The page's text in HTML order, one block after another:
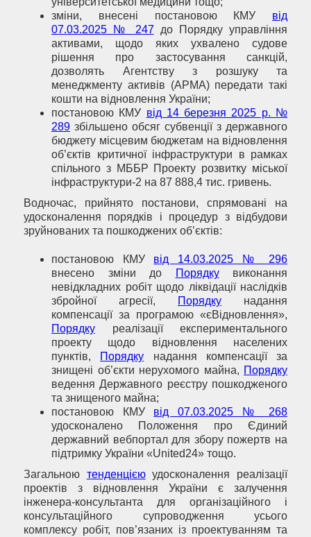
зміни, внесені постановою КМУ від
07.03.2025 № 247 до Порядку управління
активами, щодо яких ухвалено судове
рішення про застосування санкцій,
дозволять Агентству з розшуку та
менеджменту активів (АРМА) передати такі
кошти на відновлення України;
постановою КМУ від 14 березня 2025 р. №
289 збільшено обсяг субвенції з державного
бюджету місцевим бюджетам на відновлення
об’єктів критичної інфраструктури в рамках
спільного з МББР Проекту розвитку міської
інфраструктури-2 на 87 888,4 тис. гривень.
Водночас, прийнято постанови, спрямовані на
удосконалення порядків і процедур з відбудови
зруйнованих та пошкоджених об’єктів:
постановою КМУ від 14.03.2025 № 296
внесено зміни до
Порядкувиконання
невідкладних робіт щодо ліквідації наслідків
збройної агресії,
Порядку надання
компенсації за програмою «єВідновлення»,
Порядку реалізації експериментального
проекту щодо відновлення населених
пунктів,
Порядку надання компенсації за
знищені об’єкти нерухомого майна, Порядку
ведення Державного реєстру пошкодженого
та знищеного майна;
постановою КМУ від 07.03.2025 № 268
удосконалено Положення про Єдиний
державний вебпортал для збору пожертв на
підтримку України «United24» тощо.
Загальною тенденцієюудосконалення реалізації
проектів з відновлення України є залучення
інженера-консультанта для організаційного і
консультаційного супроводження усього
комплексу робіт, пов’язаних із проектуванням та